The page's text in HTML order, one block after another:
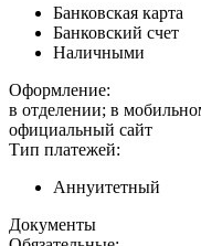
Банковская карта
Банковский счет
Наличными
Оформление:
в отделении; в
официальный сайт
Тип платежей:
Аннуитетный
Документы